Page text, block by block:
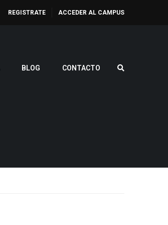
REGISTRATE ACCEDER AL CAMPUS
BLOG CONTACTO